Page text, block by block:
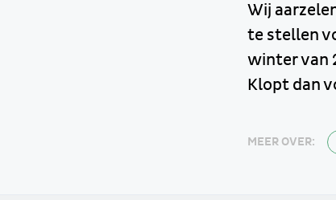
Wij
te stellen
winter van
Klopt dan
MEER OVER: